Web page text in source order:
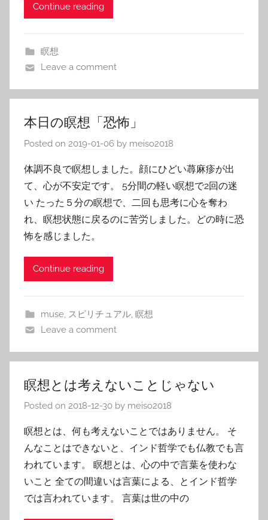
Continue reading
瞑想
Leave a comment
本日の瞑想「恐怖」
Posted on 2019-01-06 by meiso2018
体調不良で瞑想しました。顔にひどい蕁麻疹が出
て、心が不安定です。 5分間の軽い瞑想で2回の迷
い たった５分の瞑想で、二回も思考に心を奪わ
れ、瞑想状態に戻るのに苦労しました。どの時に恐
怖を感じました。
Continue reading
muse, スピリチュアル, 瞑想
Leave a comment
瞑想とは考えないことじゃない
Posted on 2018-12-30 by meiso2018
瞑想とは、何も考えないことではありません。 そ
んなことはできないと、インド哲学でも仏教でも言
われています。 瞑想とは、心の中で言葉を使わな
いこと 全ての間違いは言葉による、とインド哲学
では言われています。 言葉は世の中の